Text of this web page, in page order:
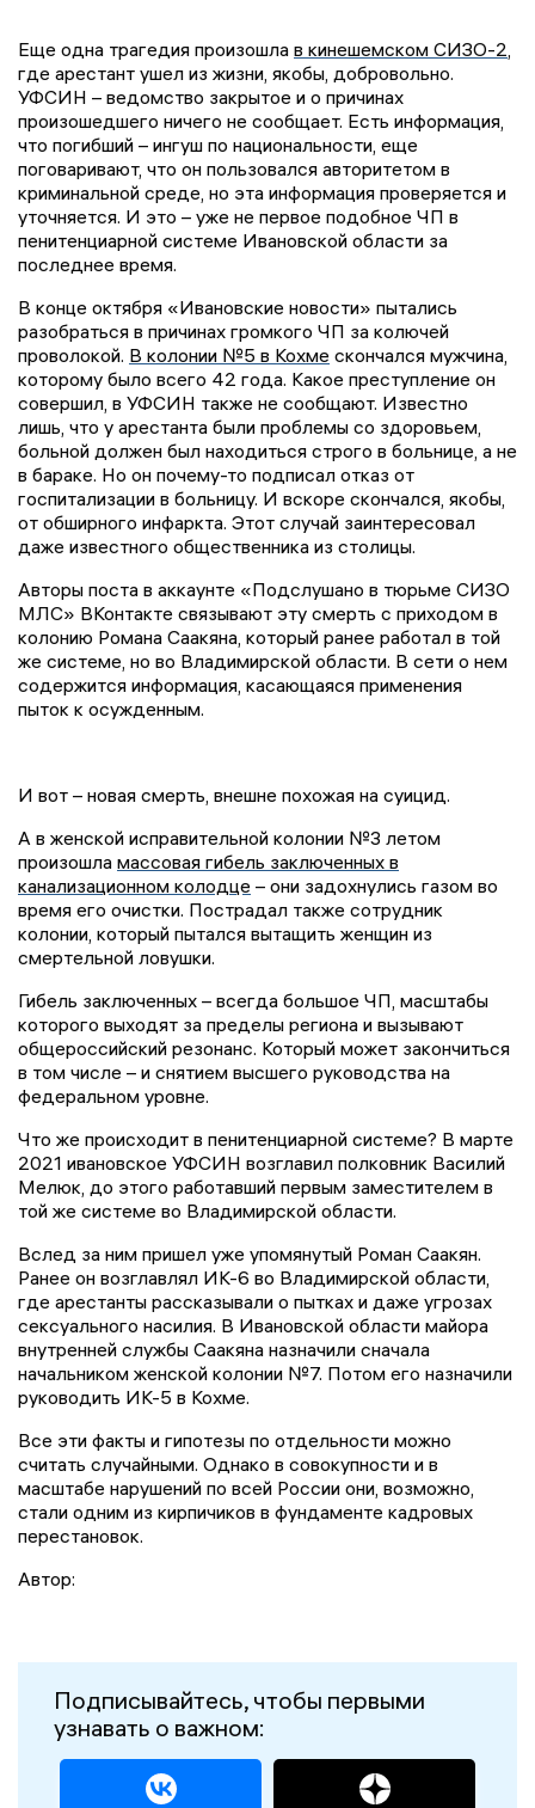
Еще одна трагедия произошла в кинешемском СИЗО-2
где арестант ушел из жизни, якобы, добровольно.
УФСИН – ведомство закрытое и о причинах
произошедшего ничего не сообщает. Есть информация,
что погибший – ингуш по национальности, еще
поговаривают, что он пользовался авторитетом в
криминальной среде, но эта информация проверяется и
уточняется. И это – уже не первое подобное ЧП в
пенитенциарной системе Ивановской области за
последнее время.
В конце октября «Ивановские новости» пытались
разобраться в причинах громкого ЧП за колючей
проволокой. В колонии №5 в Кохме скончался мужчина,
которому было всего 42 года. Какое преступление он
совершил, в УФСИН также не сообщают. Известно
лишь, что у арестанта были проблемы со здоровьем,
больной должен был находиться строго в больнице, а не
в бараке. Но он почему-то подписал отказ от
госпитализации в больницу. И вскоре скончался, якобы,
от обширного инфаркта. Этот случай заинтересовал
даже известного общественника из столицы.
Авторы поста в аккаунте «Подслушано в тюрьме СИЗО
МЛС» ВКонтакте связывают эту смерть с приходом в
колонию Романа Саакяна, который ранее работал в той
же системе, но во Владимирской области. В сети о нем
содержится информация, касающаяся применения
пыток к осужденным.
И вот – новая смерть, внешне похожая на суицид.
А в женской исправительной колонии №3 летом
произошла массовая гибель заключенных в
канализационном колодце – они задохнулись газом во
время его очистки. Пострадал также сотрудник
колонии, который пытался вытащить женщин из
смертельной ловушки.
Гибель заключенных – всегда большое ЧП, масштабы
которого выходят за пределы региона и вызывают
общероссийский резонанс. Который может закончиться
в том числе – и снятием высшего руководства на
федеральном уровне.
Что же происходит в пенитенциарной системе? В марте
2021 ивановское УФСИН возглавил полковник Василий
Мелюк, до этого работавший первым заместителем в
той же системе во Владимирской области.
Вслед за ним пришел уже упомянутый Роман Саакян.
Ранее он возглавлял ИК-6 во Владимирской области,
где арестанты рассказывали о пытках и даже угрозах
сексуального насилия. В Ивановской области майора
внутренней службы Саакяна назначили сначала
начальником женской колонии №7. Потом его назначили
руководить ИК-5 в Кохме.
Все эти факты и гипотезы по отдельности можно
считать случайными. Однако в совокупности и в
масштабе нарушений по всей России они, возможно,
стали одним из кирпичиков в фундаменте кадровых
перестановок.
Автор:
Подписывайтесь, чтобы первыми
узнавать о важном: